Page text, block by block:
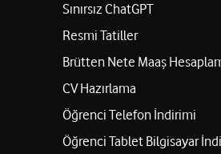
Sınırsız ChatGPT
Resmi Tatiller
Brütten Nete Maaş
CV Hazırlama
Öğrenci Telefon İndirimi
Öğrenci Tablet Bilgisayar